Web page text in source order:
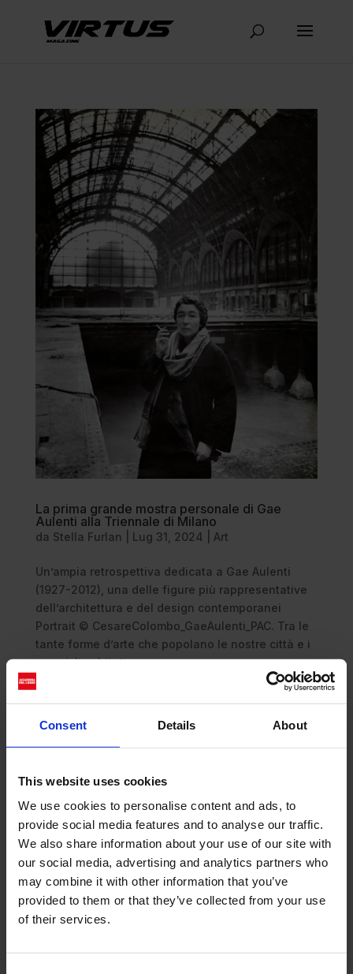
Consent Details About
This website uses cookies
We use cookies to personalise content and ads, to
provide social media features and to analyse our traffic.
We also share information about your use of our site with
our social media, advertising and analytics partners who
may combine it with other information that you’ve
provided to them or that they’ve collected from your use
of their services.
La prima grande mostra personale di Gae
Aulenti alla Triennale di Milano
da Stella Furlan Lug 31, 2024 Art
Un’ampia retrospettiva dedicata a Gae Aulenti
(1927-2012), una delle figure più rappresentative
dell’architettura e del design contemporanei
Portrait © CesareColombo_GaeAulenti_PAC. Tra le
tante forme d’arte che popolano le nostre città e i
musei, l’architettura...
Cerca
Le donne omeriche e l’eterna resistenza: il
coraggio di chi persiste all’ombra degli eroi
Slayyyter e il sogno decadente della provincia
americana: chi è la nuova anti-diva della musica
elettro-pop
ASICS SportStyle e Little Tokyo Table Tennis: la